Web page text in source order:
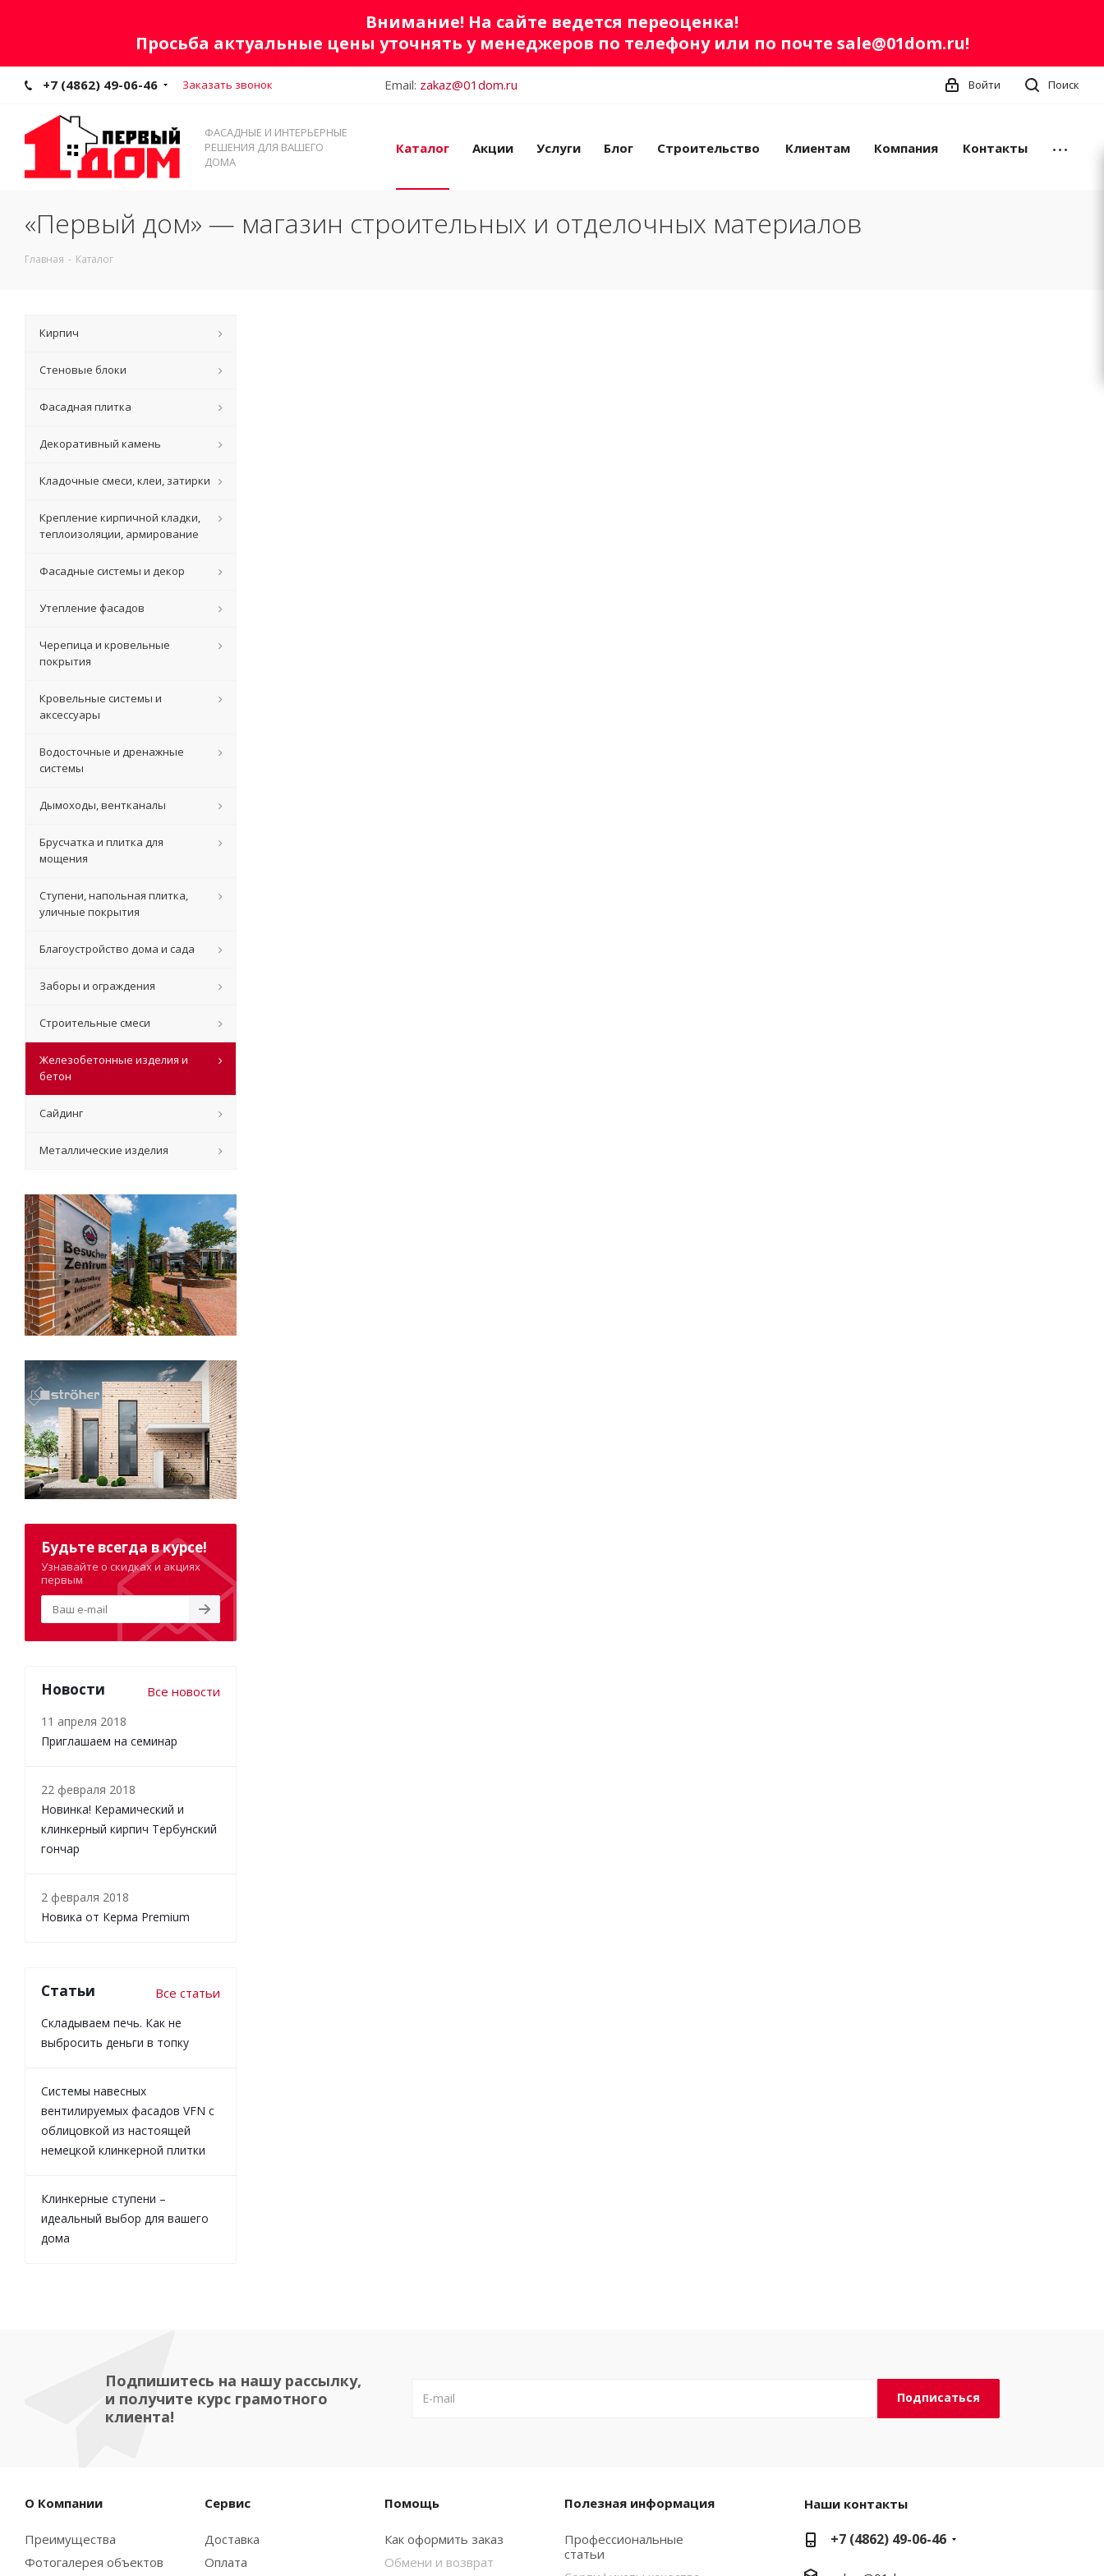
Внимание! На сайте ведется переоценка!
Просьба актуальные цены уточнять у менеджеров по телефону или по почте sale@01dom.ru!
+7 (4862) 49-06-46 Заказать звонок Email: zakaz@01dom.ru Поиск
Войти
ФАСАДНЫЕ И ИНТЕРЬЕРНЫЕ
РЕШЕНИЯ ДЛЯ ВАШЕГО
ДОМА
Каталог Акции Услуги Блог Строительство Клиентам Компания Контакты
«Первый дом» — магазин строительных и отделочных материалов
Главная - Каталог
Кирпич
Стеновые блоки
Фасадная плитка
Декоративный камень
Кладочные смеси, клеи, затирки
Крепление кирпичной кладки,
теплоизоляции, армирование
Фасадные системы и декор
Утепление фасадов
Черепица и кровельные
покрытия
Кровельные системы и
аксессуары
Водосточные и дренажные
системы
Дымоходы, вентканалы
Брусчатка и плитка для
мощения
Ступени, напольная плитка,
уличные покрытия
Благоустройство дома и сада
Заборы и ограждения
Строительные смеси
Железобетонные изделия и
бетон
Сайдинг
Металлические изделия
Будьте всегда в курсе!
Узнавайте о скидках и акциях
первым
Новости Все новости
11 апреля 2018
Приглашаем на семинар
22 февраля 2018
Новинка! Керамический и
клинкерный кирпич Тербунский
гончар
2 февраля 2018
Новика от Керма Premium
Статьи Все статьи
Складываем печь. Как не
выбросить деньги в топку
Системы навесных
вентилируемых фасадов VFN с
облицовкой из настоящей
немецкой клинкерной плитки
Клинкерные ступени –
идеальный выбор для вашего
дома
Подпишитесь на нашу рассылку,
и получите курс грамотного
клиента!
О Компании
Преимущества
Фотогалерея объектов
Сервис
Доставка
Оплата
Помощь
Как оформить заказ
Обмени и возврат
Полезная информация
Профессиональные
статьи
Наши контакты
+7 (4862) 49-06-46